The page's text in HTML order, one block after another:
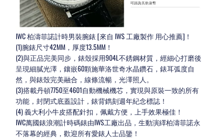
IWC 柏濤菲諾計時男裝腕錶 [來自 IWS 工廠製作 用心推薦]！
(1)腕錶尺寸42MM，厚度13.5MM！
(2)與正品完美同步，錶殼採用904L不銹鋼材質，經細心打磨後
呈現細膩光澤，鑲嵌60顆施華洛世奇水晶鑽石，錶耳弧度自
然，與錶殼完美融合，線條流暢，光澤照人。
(3)搭載丹頓7750至4601自動機械機芯，實現與原裝一致的所有
功能，封閉式底蓋設計，錶背鐫刻週年紀念標誌！
(4) 義大利小牛皮搭配針扣，佩戴方便，上手效果極佳！
IWC萬國錶浪潮計時碼錶由IWS工廠出品，生動演繹柏濤菲諾永
不落幕的經典，歡迎所有愛錶人士品鑒！